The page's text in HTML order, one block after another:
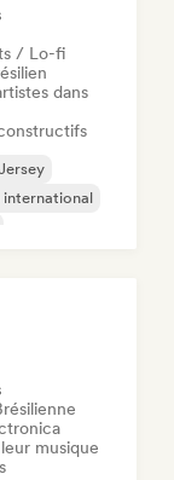
/ Lo-fi
dans
international
musique